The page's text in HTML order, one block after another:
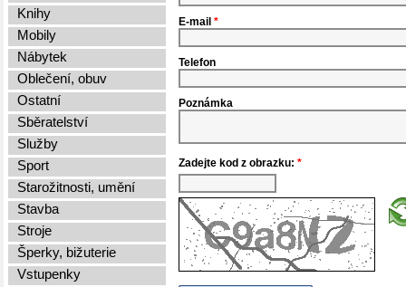
E-mail *
Telefon
Poznámka
Zadejte kod z obrazku: *
Knihy
Mobily
Nábytek
Oblečení, obuv
Ostatní
Sběratelství
Služby
Sport
Starožitnosti, umění
Stavba
Stroje
Šperky, bižuterie
Vstupenky